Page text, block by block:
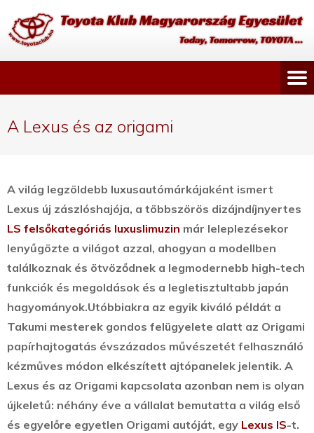
A Lexus és az origami
A világ legzöldebb luxusautómárkájaként ismert
Lexus új zászlóshajója, a többszörös dizájndíjnyertes
LS felsőkategóriás luxuslimuzin már leleplezésekor
lenyűgözte a világot azzal, ahogyan a modellben
találkoznak és ötvöződnek a legmodernebb high-tech
funkciók és megoldások és a legletisztultabb japán
hagyományok.Utóbbiakra az egyik kiváló példát a
Takumi mesterek gondos felügyelete alatt az Origami
papírhajtogatás évszázados művészetét felhasználó
kézműves módon elkészített ajtópanelek jelentik. A
Lexus és az Origami kapcsolata azonban nem is olyan
újkeletű: néhány éve a vállalat bemutatta a világ első
és egyelőre egyetlen Origami autóját, egy Lexus IS-t.